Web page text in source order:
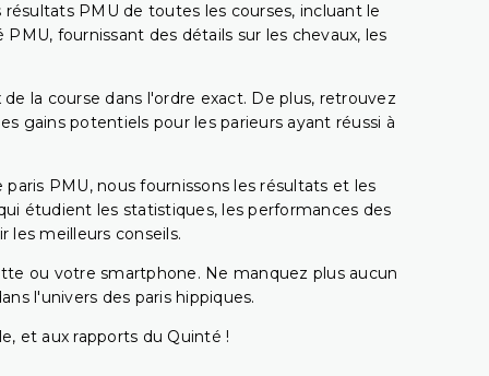
PMU de toutes les courses, incluant le
fournissant des détails sur les chevaux, les
la course dans l'ordre exact. De plus, retrouvez
gains potentiels pour les parieurs ayant réussi à
PMU, nous fournissons les résultats et les
étudient les statistiques, les performances des
les meilleurs conseils.
ou votre smartphone. Ne manquez plus aucun
l'univers des paris hippiques.
et aux rapports du Quinté !